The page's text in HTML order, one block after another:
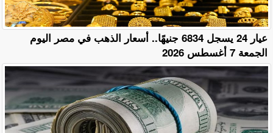
عيار 24 يسجل 6834 جنيهًا.. أسعار الذهب في مصر اليوم
الجمعة 7 أغسطس 2026